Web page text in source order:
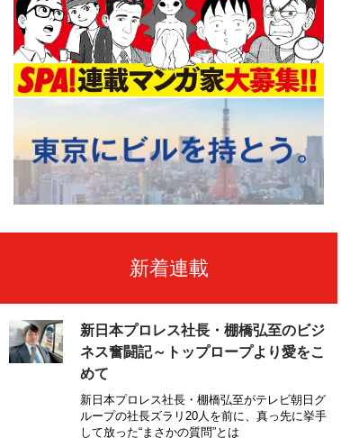
新着連載
新日本プロレス社長・棚橋弘至のビジ
ネス奮闘記～トップロープより愛をこ
めて
新日本プロレス社長・棚橋弘至がテレビ朝日グ
ループの社長ズラリ20人を前に、真っ先に挙手
して放った“まさかの質問”とは